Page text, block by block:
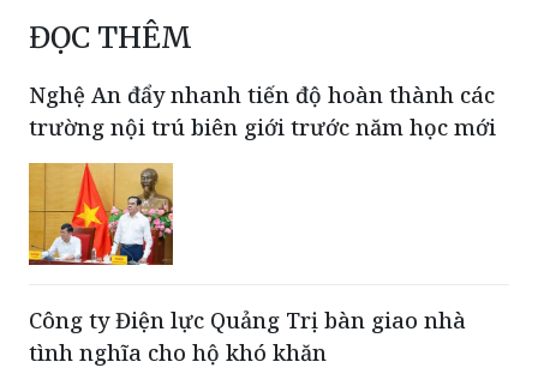
ĐỌC THÊM
Nghệ An đẩy nhanh tiến độ hoàn thành các
trường nội trú biên giới trước năm học mới
Công ty Điện lực Quảng Trị bàn giao nhà
tình nghĩa cho hộ khó khăn